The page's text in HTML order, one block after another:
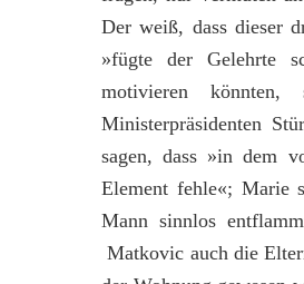
Der weiß, dass dieser
»fügte der Gelehrte
motivieren
Ministerpräsidenten
sagen, dass »in dem
Element fehle«; Marie
Mann sinnlos
Matkovic auch die